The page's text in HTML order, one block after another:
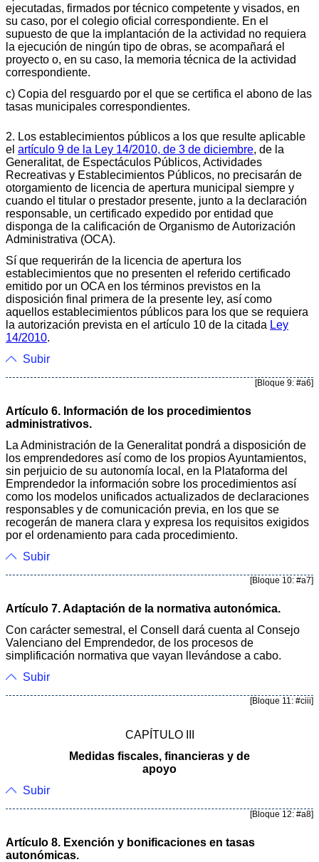
ejecutadas, firmados por técnico competente y visados, en
su caso, por el colegio oficial correspondiente. En el
supuesto de que la implantación de la actividad no requiera
la ejecución de ningún tipo de obras, se acompañará el
proyecto o, en su caso, la memoria técnica de la actividad
correspondiente.
c) Copia del resguardo por el que se certifica el abono de las
tasas municipales correspondientes.
2. Los establecimientos públicos a los que resulte aplicable
el artículo 9 de la Ley 14/2010, de 3 de diciembre, de la
Generalitat, de Espectáculos Públicos, Actividades
Recreativas y Establecimientos Públicos, no precisarán de
otorgamiento de licencia de apertura municipal siempre y
cuando el titular o prestador presente, junto a la declaración
responsable, un certificado expedido por entidad que
disponga de la calificación de Organismo de Autorización
Administrativa (OCA).
Sí que requerirán de la licencia de apertura los
establecimientos que no presenten el referido certificado
emitido por un OCA en los términos previstos en la
disposición final primera de la presente ley, así como
aquellos establecimientos públicos para los que se requiera
la autorización prevista en el artículo 10 de la citada Ley
14/2010.
Subir
[Bloque 9: #a6]
Artículo 6. Información de los procedimientos
administrativos.
La Administración de la Generalitat pondrá a disposición de
los emprendedores así como de los propios Ayuntamientos,
sin perjuicio de su autonomía local, en la Plataforma del
Emprendedor la información sobre los procedimientos así
como los modelos unificados actualizados de declaraciones
responsables y de comunicación previa, en los que se
recogerán de manera clara y expresa los requisitos exigidos
por el ordenamiento para cada procedimiento.
Subir
[Bloque 10: #a7]
Artículo 7. Adaptación de la normativa autonómica.
Con carácter semestral, el Consell dará cuenta al Consejo
Valenciano del Emprendedor, de los procesos de
simplificación normativa que vayan llevándose a cabo.
Subir
[Bloque 11: #ciii]
CAPÍTULO III
Medidas fiscales, financieras y de
apoyo
Subir
[Bloque 12: #a8]
Artículo 8. Exención y bonificaciones en tasas
autonómicas.